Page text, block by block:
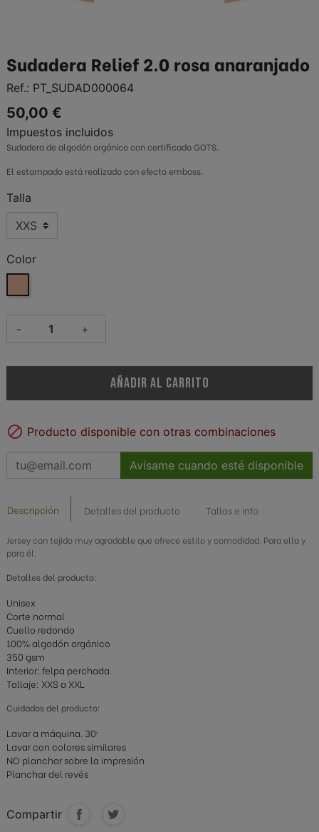
Sudadera Relief 2.0 rosa anaranjado
Ref.: PT_SUDAD000064
50,00 €
Impuestos incluidos
Sudadera de algodón orgánico con certificado GOTS.
El estampado está realizado con efecto emboss.
Talla
Color
- +
AÑADIR AL CARRITO
 Producto disponible con otras combinaciones
Avísame cuando esté disponible
Descripción Detalles del producto Tallas e info
Jersey con tejido muy agradable que ofrece estilo y comodidad. Para ella y
para él.
Detalles del producto:
Unisex
Corte normal
Cuello redondo
100% algodón orgánico
350 gsm
Interior: felpa perchada.
Tallaje: XXS a XXL
Cuidados del producto:
Lavar a máquina. 30º
Lavar con colores similares
NO planchar sobre la impresión
Planchar del revés
Compartir